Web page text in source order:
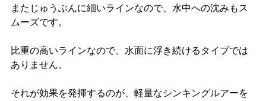
またじゅうぶんに細いラインなので、水中への沈みもス
ムーズです。
比重の高いラインなので、水面に浮き続けるタイプでは
ありません。
それが効果を発揮するのが、軽量なシンキングルアーを